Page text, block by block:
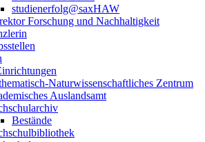
studienerfolg@saxHAW
Forschung und Nachhaltigkeit
Naturwissenschaftliches Zentrum
Auslandsamt
Bestände